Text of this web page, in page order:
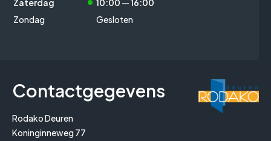
Zaterdag
10:00 — 16:00
Zondag
Gesloten
Contactgegevens
Rodako Deuren
Koninginneweg 77